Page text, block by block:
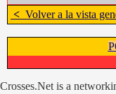
< Volver a la vista
Crosses.Net is a